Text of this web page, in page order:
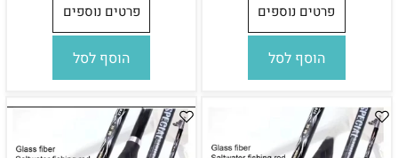
פרטים נוספים
הוסף לסל
פרטים נוספים
הוסף לסל